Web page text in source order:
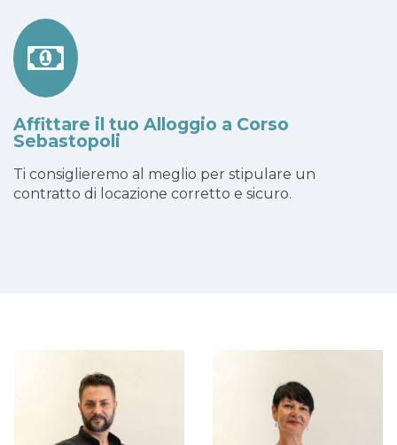
Affittare il tuo Alloggio a Corso
Sebastopoli
Ti consiglieremo al meglio per stipulare un
contratto di locazione corretto e sicuro.